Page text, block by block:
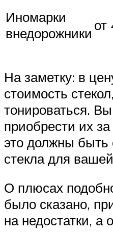
Иномарки
внедорожники от
На заметку: в
стоимость
тонироваться.
приобрести их
это должны быть
стекла для
О плюсах
было сказано,
на недостатки, а